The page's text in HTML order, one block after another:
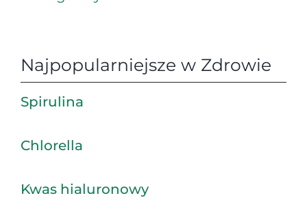
Najpopularniejsze w Zdrowie
Spirulina
Chlorella
Kwas hialuronowy